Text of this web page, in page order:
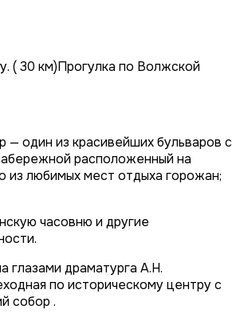
( 30 км)Прогулка по Волжской
— один из красивейших бульваров с
расположенный на
из любимых мест отдыха горожан;
часовню и другие
глазами драматурга А.Н.
по историческому центру с
собор .